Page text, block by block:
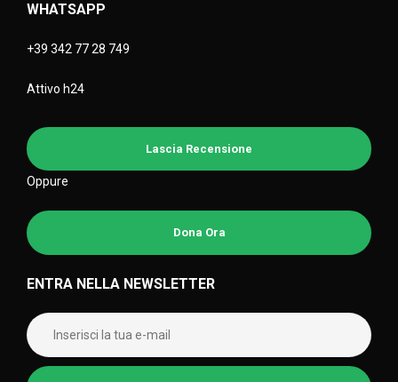
WHATSAPP
+39 342 77 28 749
Attivo h24
Lascia Recensione
Oppure
Dona Ora
ENTRA NELLA NEWSLETTER